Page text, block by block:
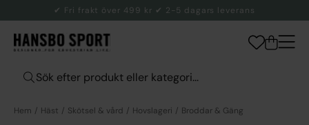
✔ Fri frakt över 499 kr ✔ 2-5 dagars leverans
Hem Häst Skötsel & vård Hovslageri Broddar & Gäng